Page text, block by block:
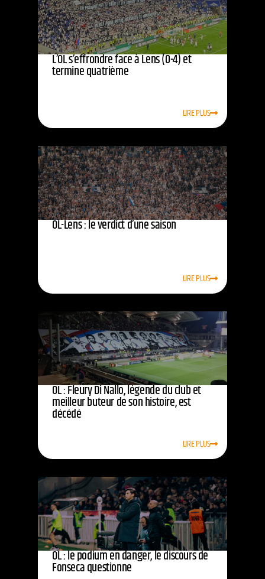
L’OL s’effrondre face à Lens (0-4) et
termine quatrième
LIRE PLUS
OL-Lens : le verdict d’une saison
LIRE PLUS
OL : Fleury Di Nallo, légende du club et
meilleur buteur de son histoire, est
décédé
LIRE PLUS
OL : le podium en danger, le discours de
Fonseca questionne